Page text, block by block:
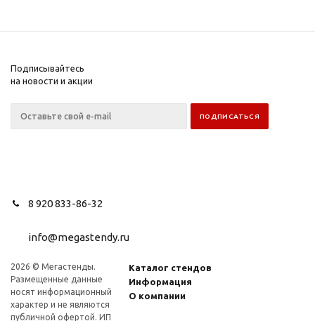
Подписывайтесь
на новости и акции
8 920 833-86-32
info@megastendy.ru
2026 © Мегастенды.
Размещенные данные
носят информационный
характер и не являются
публичной офертой. ИП
Каталог стендов
Информация
О компании